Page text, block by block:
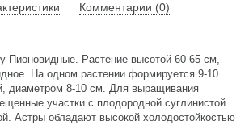
Комментарии (0)
Пионовидные. Растение высотой 60-65 см,
На одном растении формируется 9-10
диаметром 8-10 см. Для выращивания
участки с плодородной суглинистой
Астры обладают высокой холодостойкостью